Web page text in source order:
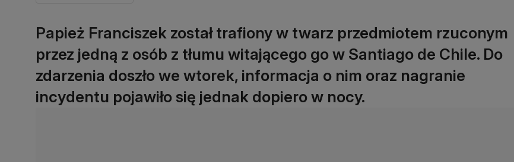
Papież Franciszek został trafiony w twarz przedmiotem rzuconym
przez jedną z osób z tłumu witającego go w Santiago de Chile. Do
zdarzenia doszło we wtorek, informacja o nim oraz nagranie
incydentu pojawiło się jednak dopiero w nocy.